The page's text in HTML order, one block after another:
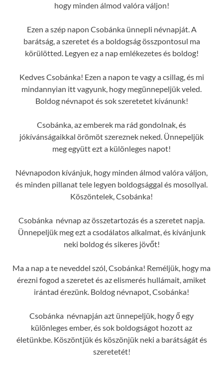
hogy minden álmod valóra váljon!
Ezen a szép napon Csobánka ünnepli névnapját. A
barátság, a szeretet és a boldogság összpontosul ma
körülötted. Legyen ez a nap emlékezetes és boldog!
Kedves Csobánka! Ezen a napon te vagy a csillag, és mi
mindannyian itt vagyunk, hogy megünnepeljük veled.
Boldog névnapot és sok szeretetet kívánunk!
Csobánka, az emberek ma rád gondolnak, és
jókívánságaikkal örömöt szereznek neked. Ünnepeljük
meg együtt ezt a különleges napot!
Névnapodon kívánjuk, hogy minden álmod valóra váljon,
és minden pillanat tele legyen boldogsággal és mosollyal.
Köszöntelek, Csobánka!
Csobánka névnap az összetartozás és a szeretet napja.
Ünnepeljük meg ezt a csodálatos alkalmat, és kívánjunk
neki boldog és sikeres jövőt!
Ma a nap a te neveddel szól, Csobánka! Reméljük, hogy ma
érezni fogod a szeretet és az elismerés hullámait, amiket
irántad érezünk. Boldog névnapot, Csobánka!
Csobánka névnapján azt ünnepeljük, hogy ő egy
különleges ember, és sok boldogságot hozott az
életünkbe. Köszöntjük és köszönjük neki a barátságát és
szeretetét!